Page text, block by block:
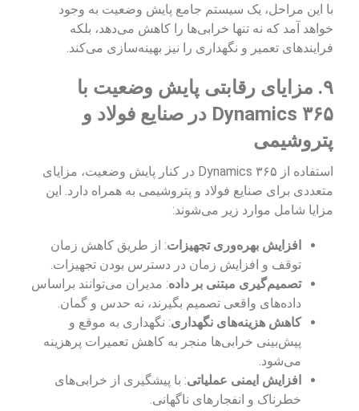
با این مراحل، یک سیستم جامع پایش وضعیت به وجود
خواهد آمد که نه تنها خرابی‌ها را کاهش می‌دهد، بلکه
فرایندهای تعمیر و نگهداری را نیز بهینه‌سازی می‌کند.
۹. مزایای رقابتی پایش وضعیت با
Dynamics ۳۶۵ در صنایع فولاد و
پتروشیمی
استفاده از Dynamics ۳۶۵ در کنار پایش وضعیت، مزایای
متعددی برای صنایع فولاد و پتروشیمی به همراه دارد. این
مزایا شامل موارد زیر می‌شوند:
افزایش بهره‌وری تجهیزات: از طریق کاهش زمان
توقف و افزایش زمان در دسترس بودن تجهیزات.
تصمیم‌گیری مبتنی بر داده: مدیران می‌توانند براساس
داده‌های واقعی تصمیم بگیرند، نه حدس و گمان.
کاهش هزینه‌های نگهداری: نگهداری به موقع و
پیش‌بینی خرابی‌ها منجر به کاهش تعمیرات پرهزینه
می‌شود.
افزایش ایمنی عملیاتی: با پیشگیری از خرابی‌های
خطرناک و انفجارهای ناگهانی.